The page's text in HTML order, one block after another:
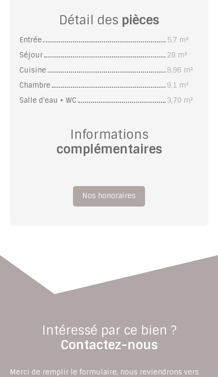
Détail des pièces
Entrée
5,7 m²
Séjour
28 m²
Cuisine
9,96 m²
Chambre
9,1 m²
Salle d'eau + WC
3,70 m²
Informations
complémentaires
Nos honoraires
Intéressé par ce bien ?
Contactez-nous
Merci de remplir le formulaire, nous reviendrons vers